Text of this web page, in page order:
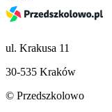
ul. Krakusa 11
30-535 Kraków
© Przedszkolowo